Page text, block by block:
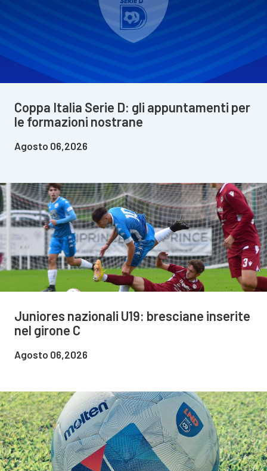
Coppa Italia Serie D: gli appuntamenti per
le formazioni nostrane
Agosto 06,2026
Juniores nazionali U19: bresciane inserite
nel girone C
Agosto 06,2026